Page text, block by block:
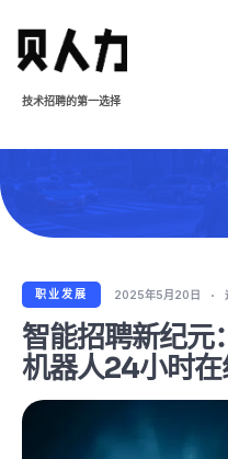
技术招聘的第一选择
职业发展 2025年5月20日
智能招聘新纪元
机器人24小时在